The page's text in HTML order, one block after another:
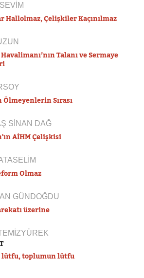
Hallolmaz, Çelişkiler Kaçınılmaz
Talanı ve Sermaye
Ölmeyenlerin Sırası
SİNAN DAĞ
AİHM Çelişkisi
Olmaz
GÜNDOĞDU
üzerine
lütfu, toplumun lütfu